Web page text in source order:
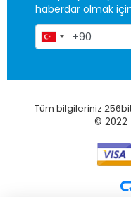
haberdar olmak
Tüm bilgileriniz
© 2022